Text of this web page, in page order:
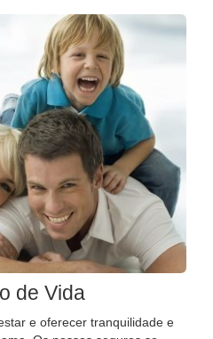
de Vida
e oferecer tranquilidade e